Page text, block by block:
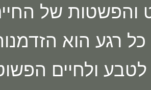
והפשטות של
רגע הוא
ולחיים